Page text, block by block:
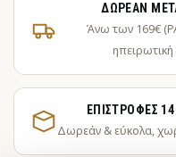
ΔΩΡΕΆΝ
Άνω των 169€
ΕΠΙΣΤΡΟΦΈΣ
Δωρεάν & εύκολα,